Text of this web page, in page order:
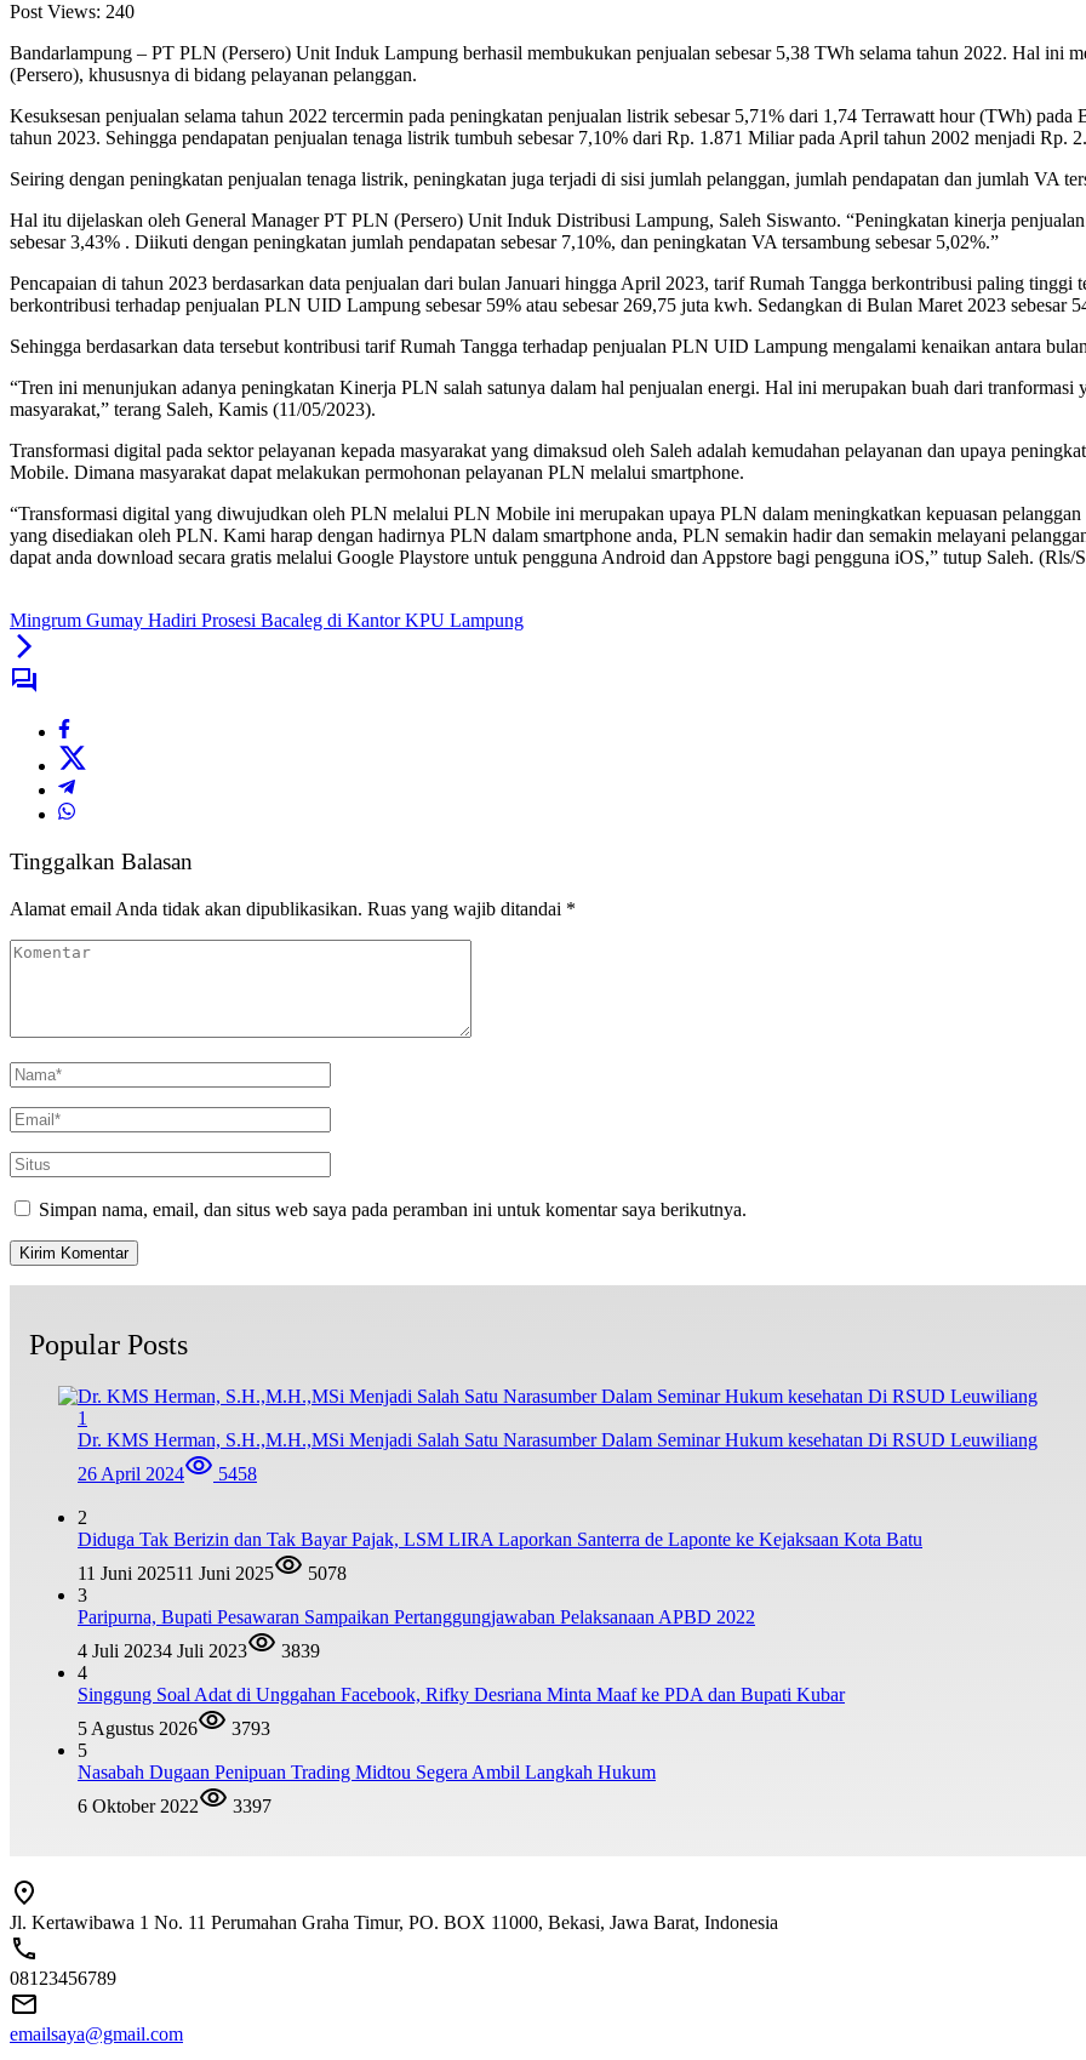
Post Views: 240
Bandarlampung – PT PLN (Persero) Unit Induk Lampung berhasil membukukan penjualan sebesar 5,38 TWh selama tahun 2022. Hal ini
(Persero), khususnya di bidang pelayanan pelanggan.
Kesuksesan penjualan selama tahun 2022 tercermin pada peningkatan penjualan listrik sebesar 5,71% dari 1,74 Terrawatt hour (TWh)
tahun 2023. Sehingga pendapatan penjualan tenaga listrik tumbuh sebesar 7,10% dari Rp. 1.871 Miliar pada April tahun 2002 menjadi Rp.
Seiring dengan peningkatan penjualan tenaga listrik, peningkatan juga terjadi di sisi jumlah pelanggan, jumlah pendapatan dan jumlah VA
Hal itu dijelaskan oleh General Manager PT PLN (Persero) Unit Induk Distribusi Lampung, Saleh Siswanto. “Peningkatan kinerja
sebesar 3,43% . Diikuti dengan peningkatan jumlah pendapatan sebesar 7,10%, dan peningkatan VA tersambung sebesar 5,02%.”
Pencapaian di tahun 2023 berdasarkan data penjualan dari bulan Januari hingga April 2023, tarif Rumah Tangga berkontribusi paling
berkontribusi terhadap penjualan PLN UID Lampung sebesar 59% atau sebesar 269,75 juta kwh. Sedangkan di Bulan Maret 2023 sebesar
Sehingga berdasarkan data tersebut kontribusi tarif Rumah Tangga terhadap penjualan PLN UID Lampung mengalami kenaikan antara
“Tren ini menunjukan adanya peningkatan Kinerja PLN salah satunya dalam hal penjualan energi. Hal ini merupakan buah dari
masyarakat,” terang Saleh, Kamis (11/05/2023).
Transformasi digital pada sektor pelayanan kepada masyarakat yang dimaksud oleh Saleh adalah kemudahan pelayanan dan upaya
Mobile. Dimana masyarakat dapat melakukan permohonan pelayanan PLN melalui smartphone.
“Transformasi digital yang diwujudkan oleh PLN melalui PLN Mobile ini merupakan upaya PLN dalam meningkatkan kepuasan
yang disediakan oleh PLN. Kami harap dengan hadirnya PLN dalam smartphone anda, PLN semakin hadir dan semakin melayani
dapat anda download secara gratis melalui Google Playstore untuk pengguna Android dan Appstore bagi pengguna iOS,” tutup Saleh. (Rls/
Mingrum Gumay Hadiri Prosesi Bacaleg di Kantor KPU Lampung
Tinggalkan Balasan
Alamat email Anda tidak akan dipublikasikan. Ruas yang wajib ditandai *
Simpan nama, email, dan situs web saya pada peramban ini untuk komentar saya berikutnya.
Popular Posts
1
Dr. KMS Herman, S.H.,M.H.,MSi Menjadi Salah Satu Narasumber Dalam Seminar Hukum kesehatan Di RSUD Leuwiliang
26 April 2024
5458
2
Diduga Tak Berizin dan Tak Bayar Pajak, LSM LIRA Laporkan Santerra de Laponte ke Kejaksaan Kota Batu
11 Juni 202511 Juni 2025
5078
3
Paripurna, Bupati Pesawaran Sampaikan Pertanggungjawaban Pelaksanaan APBD 2022
4 Juli 20234 Juli 2023
3839
4
Singgung Soal Adat di Unggahan Facebook, Rifky Desriana Minta Maaf ke PDA dan Bupati Kubar
5 Agustus 2026
3793
5
Nasabah Dugaan Penipuan Trading Midtou Segera Ambil Langkah Hukum
6 Oktober 2022
3397
Jl. Kertawibawa 1 No. 11 Perumahan Graha Timur, PO. BOX 11000, Bekasi, Jawa Barat, Indonesia
08123456789
emailsaya@gmail.com